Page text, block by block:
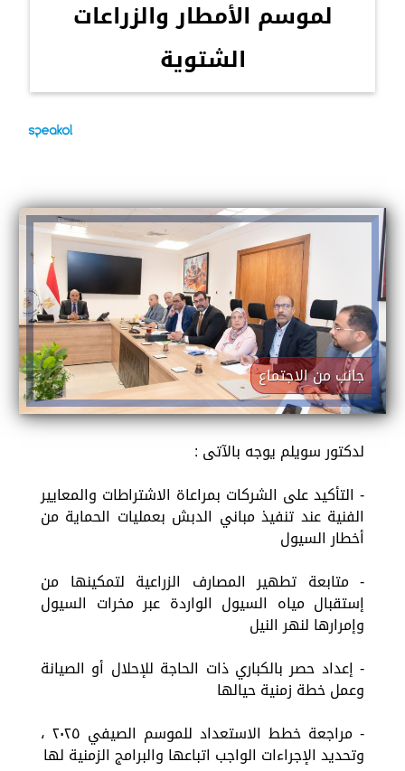
لموسم الأمطار والزراعات
الشتوية
جانب من الاجتماع
لدكتور سويلم يوجه بالآتى :
- التأكيد على الشركات بمراعاة الاشتراطات والمعايير
الفنية عند تنفيذ مباني الدبش بعمليات الحماية من
أخطار السيول
- متابعة تطهير المصارف الزراعية لتمكينها من
إستقبال مياه السيول الواردة عبر مخرات السيول
وإمرارها لنهر النيل
- إعداد حصر بالكباري ذات الحاجة للإحلال أو الصيانة
وعمل خطة زمنية حيالها
- مراجعة خطط الاستعداد للموسم الصيفي ٢٠٢٥ ،
وتحديد الإجراءات الواجب اتباعها والبرامج الزمنية لها